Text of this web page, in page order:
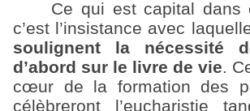
Ce qui est capital dans
c’est l’insistance avec
soulignent la nécessité
d’abord sur le livre de vie.
cœur de la formation des
célèbreront l’eucharistie